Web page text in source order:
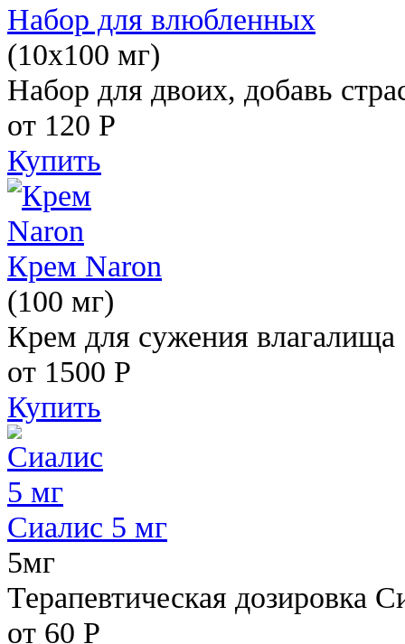
Набор для влюбленных
(10х100 мг)
Набор для двоих, добавь
от 120 Р
Купить
Крем Naron
(100 мг)
Крем для сужения влагалища
от 1500 Р
Купить
Сиалис 5 мг
5мг
Терапевтическая дозировка
от 60 Р